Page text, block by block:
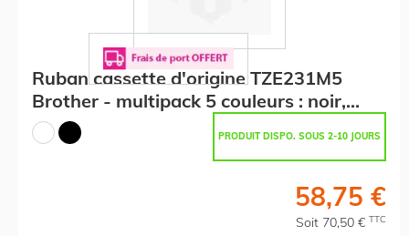
Ruban cassette d'origine TZE231M5
Brother - multipack 5 couleurs : noir,
blanc
PRODUIT DISPO. SOUS 2-10 JOURS
58,75 €
Soit 70,50 € TTC